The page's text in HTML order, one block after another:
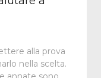
alla prova
nella scelta.